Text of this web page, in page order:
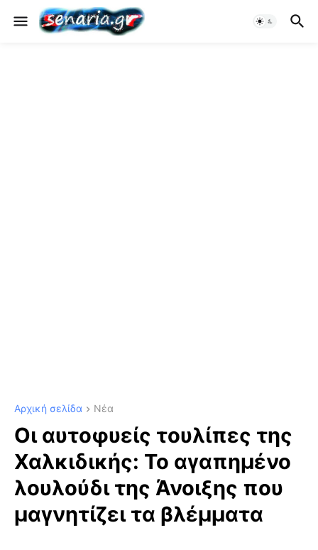
Αρχική σελίδα Νέα
Οι αυτοφυείς τουλίπες της
Χαλκιδικής: Το αγαπημένο
λουλούδι της Άνοιξης που
μαγνητίζει τα βλέμματα